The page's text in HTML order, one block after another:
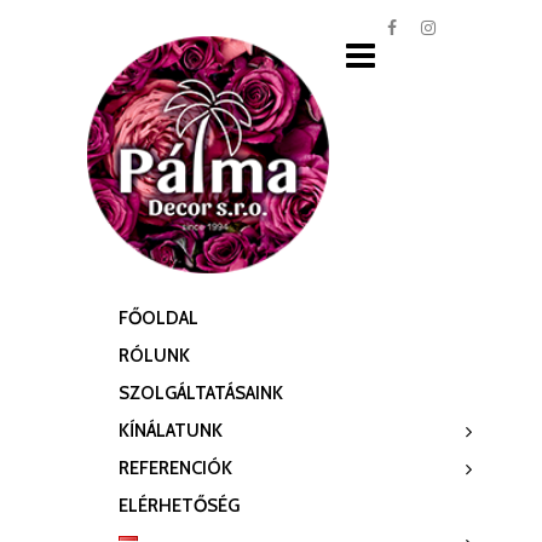
FŐOLDAL
RÓLUNK
SZOLGÁLTATÁSAINK
KÍNÁLATUNK
REFERENCIÓK
ELÉRHETŐSÉG